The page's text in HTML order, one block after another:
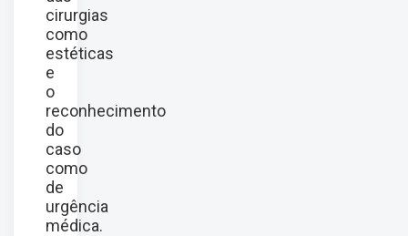
cirurgias
como
estéticas
e
o
reconhecimento
do
caso
como
de
urgência
médica.